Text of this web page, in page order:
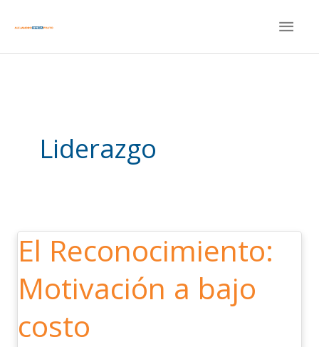
Liderazgo
El Reconocimiento:
Motivación a bajo
costo
El
Reconocimiento:
Motivación
a
costo